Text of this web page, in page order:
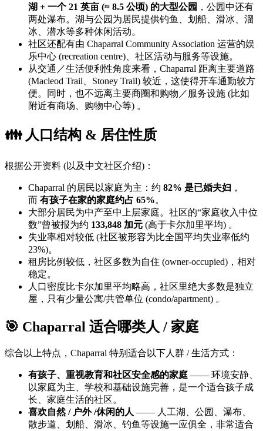
湖 + 一个 21 英亩 (≈ 8.5 公顷) 的大型公园 ，公园中还有
两处瀑布。湖与公园为居民提供钓鱼、划船、滑冰、溜
冰、潜水等多种休闲活动。
社区还配有由 Chaparral Community Association 运营的娱
乐中心 (recreation centre)、社区活动与服务等设施。
从交通／生活便利性角度来看，Chaparral 距离主要道路
(Macleod Trail、Stoney Trail) 较近，这使得开车通勤较方
便。同时，也不远离主要商圈和购物／服务设施 (比如
附近有商场、购物中心等) 。
👪 人口结构 & 居住性质
根据公开资料 (以及中文社区介绍)：
Chaparral 的居民以家庭为主：约 82% 是已婚夫妇 ，
而 有孩子在家的家庭约占 65%。
大部分居民为中产至中上层家庭。社区的“家庭收入中位
数”曾被报为约 133,848 加元 (高于卡尔加里平均) 。
失业率相对较低 (社区被形容为比全国平均失业率低约
23%)。
租房比例较低，社区多数为自住 (owner-occupied)，相对
稳定。
人口密度比卡尔加里平均略高，社区里绝大多数是独立
屋，只有少量公寓/共管单位 (condo/apartment) 。
🎯 Chaparral 适合哪类人 / 家庭
综合以上特点，Chaparral 特别适合以下人群 / 生活方式：
有孩子、重视教育和社区安全感的家庭 —— 环境安静、
以家庭为主、学校和基础设施完善，是一个适合孩子成
长、家庭生活的社区。
喜欢自然 / 户外 /休闲的人 —— 人工湖、公园、瀑布、
散步道、划船、滑冰、钓鱼等设施一应俱全，非常适合